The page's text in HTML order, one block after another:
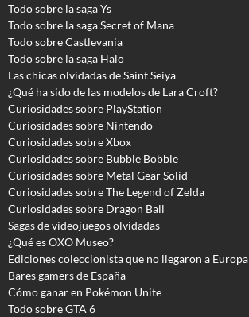
Todo sobre la saga Ys
Todo sobre la saga Secret of Mana
Todo sobre Castlevania
Todo sobre la saga Halo
Las chicas olvidadas de Saint Seiya
¿Qué ha sido de las modelos de Lara Croft?
Curiosidades sobre PlayStation
Curiosidades sobre Nintendo
Curiosidades sobre Xbox
Curiosidades sobre Bubble Bobble
Curiosidades sobre Metal Gear Solid
Curiosidades sobre The Legend of Zelda
Curiosidades sobre Dragon Ball
Sagas de videojuegos olvidadas
¿Qué es OXO Museo?
Ediciones coleccionista que no llegaron a Europa
Bares gamers de España
Cómo ganar en Pokémon Unite
Todo sobre GTA 6